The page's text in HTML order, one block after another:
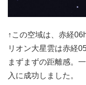
↑この空域は、赤経
リオン大星雲は赤経
まずまずの距離感。
入に成功しました。